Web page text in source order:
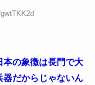
の象徴は長門で大
だからじゃないん